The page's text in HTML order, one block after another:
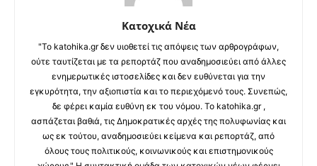
Κατοχικά Νέα
"Το katohika.gr δεν υιοθετεί τις απόψεις των αρθρογράφων,
ούτε ταυτίζεται με τα ρεπορτάζ που αναδημοσιεύει από άλλες
ενημερωτικές ιστοσελίδες και δεν ευθύνεται για την
εγκυρότητα, την αξιοπιστία και το περιεχόμενό τους. Συνεπώς,
δε φέρει καμία ευθύνη εκ του νόμου. Το katohika.gr ,
ασπάζεται βαθιά, τις Δημοκρατικές αρχές της πολυφωνίας και
ως εκ τούτου, αναδημοσιεύει κείμενα και ρεπορτάζ, από
όλους τους πολιτικούς, κοινωνικούς και επιστημονικούς